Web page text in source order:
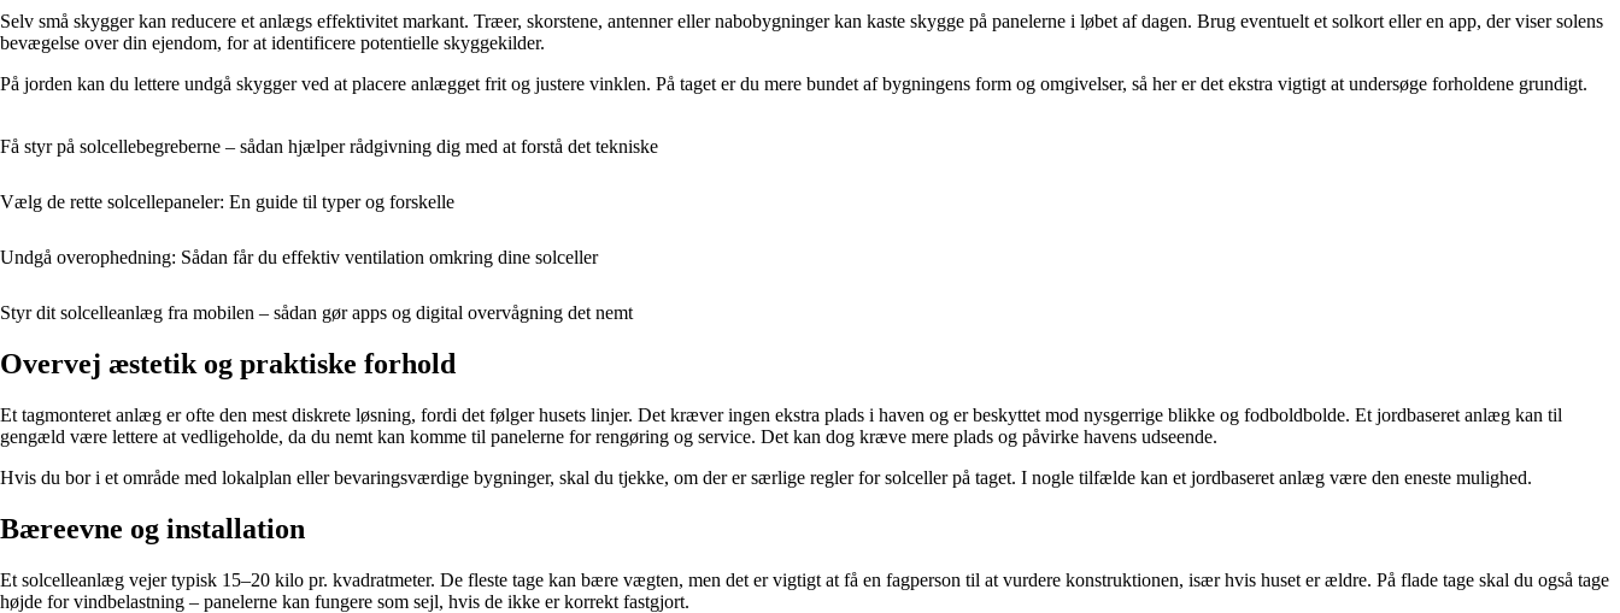
Selv små skygger kan reducere et anlægs effektivitet markant. Træer, skorstene, antenner eller nabobygninger kan kaste skygge på panelerne i løbet af dagen. Brug eventuelt et solkort eller en app, der viser solens
bevægelse over din ejendom, for at identificere potentielle skyggekilder.
På jorden kan du lettere undgå skygger ved at placere anlægget frit og justere vinklen. På taget er du mere bundet af bygningens form og omgivelser, så her er det ekstra vigtigt at undersøge forholdene grundigt.
Få styr på solcellebegreberne – sådan hjælper rådgivning dig med at forstå det tekniske
Vælg de rette solcellepaneler: En guide til typer og forskelle
Undgå overophedning: Sådan får du effektiv ventilation omkring dine solceller
Styr dit solcelleanlæg fra mobilen – sådan gør apps og digital overvågning det nemt
Overvej æstetik og praktiske forhold
Et tagmonteret anlæg er ofte den mest diskrete løsning, fordi det følger husets linjer. Det kræver ingen ekstra plads i haven og er beskyttet mod nysgerrige blikke og fodboldbolde. Et jordbaseret anlæg kan til
gengæld være lettere at vedligeholde, da du nemt kan komme til panelerne for rengøring og service. Det kan dog kræve mere plads og påvirke havens udseende.
Hvis du bor i et område med lokalplan eller bevaringsværdige bygninger, skal du tjekke, om der er særlige regler for solceller på taget. I nogle tilfælde kan et jordbaseret anlæg være den eneste mulighed.
Bæreevne og installation
Et solcelleanlæg vejer typisk 15–20 kilo pr. kvadratmeter. De fleste tage kan bære vægten, men det er vigtigt at få en fagperson til at vurdere konstruktionen, især hvis huset er ældre. På flade tage skal du også tage
højde for vindbelastning – panelerne kan fungere som sejl, hvis de ikke er korrekt fastgjort.